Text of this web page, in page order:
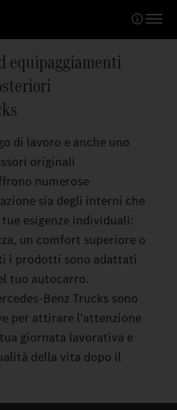
equipaggiamenti
di lavoro e anche uno
originali
numerose
sia degli interni che
esigenze individuali:
un comfort superiore o
i prodotti sono adattati
tuo autocarro.
Trucks sono
per attirare l'attenzione
giornata lavorativa e
della vita dopo il